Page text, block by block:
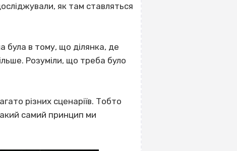
як там ставляться
була в тому, що ділянка, де
Розуміли, що треба було
різних сценаріїв. Тобто
самий принцип ми